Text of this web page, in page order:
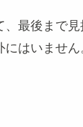
最後まで見
はいません